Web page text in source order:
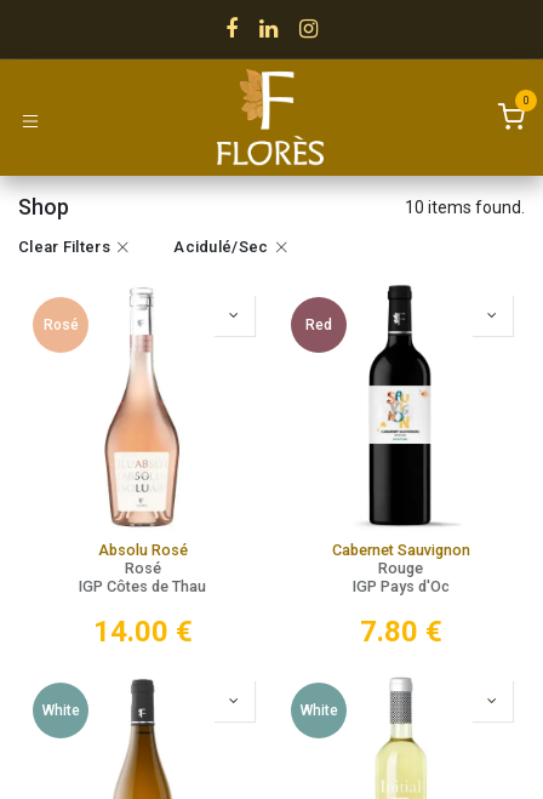
0
Shop 10 items found.
Clear Filters Acidulé/Sec
Rosé
Absolu Rosé
Rosé
IGP Côtes de Thau
14.00 €
Red
Cabernet Sauvignon
Rouge
IGP Pays d'Oc
7.80 €
White White